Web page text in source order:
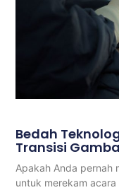
Bedah
Transisi
Apakah Anda pernah
untuk merekam